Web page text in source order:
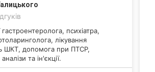
гастроентеролога, психіатра,
лікування
ШКТ, допомога при ПТСР,
та ін'єкції.